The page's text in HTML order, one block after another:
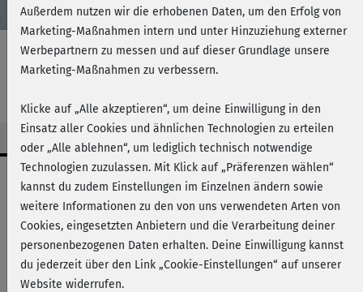
Muskelaufbau - Beine, Po & Rumpf
Workout-Facts
anspruchsvoll
17 Min
117 kcal
Michaela Süßbauer
Außerdem nutzen wir die erhobenen Daten, um den Erfolg von
Marketing-Maßnahmen intern und unter Hinzuziehung externer
Werbepartnern zu messen und auf dieser Grundlage unsere
Marketing-Maßnahmen zu verbessern.
Klicke auf „Alle akzeptieren“, um deine Einwilligung in den
Einsatz aller Cookies und ähnlichen Technologien zu erteilen
oder „Alle ablehnen“, um lediglich technisch notwendige
Technologien zuzulassen. Mit Klick auf „Präferenzen wählen“
kannst du zudem Einstellungen im Einzelnen ändern sowie
weitere Informationen zu den von uns verwendeten Arten von
Cookies, eingesetzten Anbietern und die Verarbeitung deiner
personenbezogenen Daten erhalten. Deine Einwilligung kannst
du jederzeit über den Link „Cookie-Einstellungen“ auf unserer
Website widerrufen.